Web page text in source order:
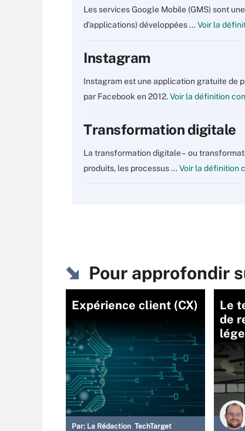
Les services Google Mobile (GMS) sont
d’applications) développées ...Voir la
Instagram
Instagram est une application gratuite de
par Facebook en 2012.Voir la définition
Transformation digitale
La transformation digitale – ou
produits, les processus ...Voir la définition
Pour approfondir
Expérience client (CX)
Par: La Rédaction TechTarget
Le
de